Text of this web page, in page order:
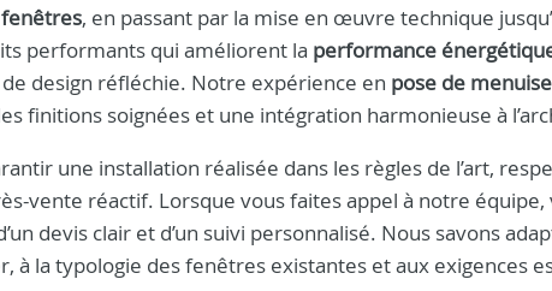
, en passant par la mise en œuvre technique
performants qui améliorent la performance
design réfléchie. Notre expérience en pose de
finitions soignées et une intégration harmonieuse à
une installation réalisée dans les règles de l’art,
vente réactif. Lorsque vous faites appel à notre équipe,
devis clair et d’un suivi personnalisé. Nous savons
à la typologie des fenêtres existantes et aux exigences